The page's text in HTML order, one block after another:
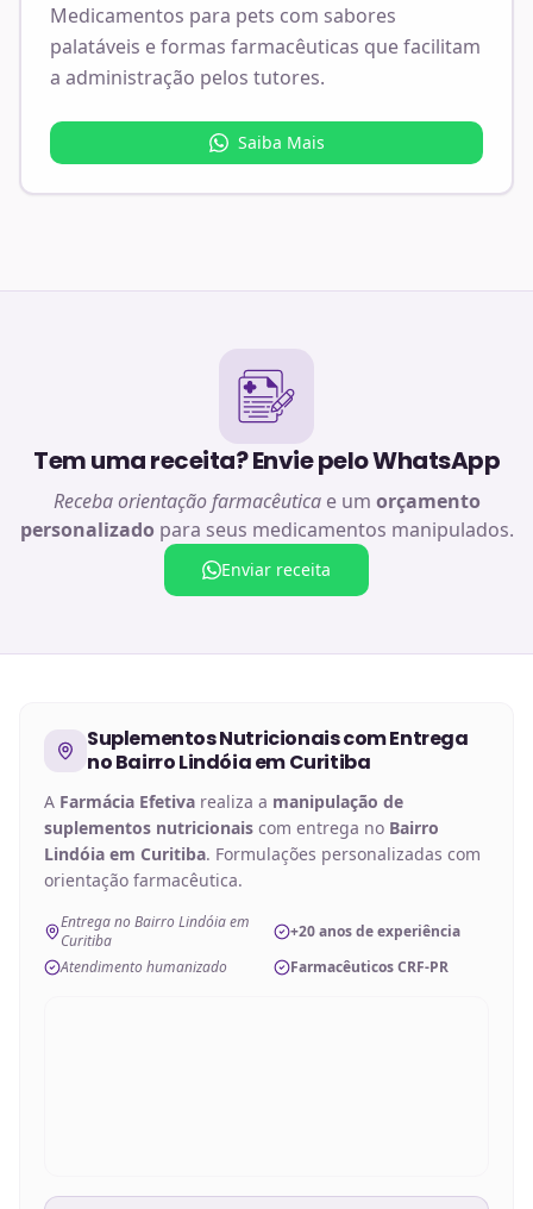
Medicamentos para pets com sabores
palatáveis e formas farmacêuticas que facilitam
a administração pelos tutores.
Saiba Mais
Tem uma receita? Envie pelo WhatsApp
Receba orientação farmacêuticae um orçamento
personalizado para seus medicamentos manipulados.
Enviar receita
Suplementos Nutricionaiscom Entrega
noBairro Lindóia em Curitiba
A Farmácia Efetiva realiza a manipulação de
suplementos nutricionais com entrega no Bairro
Lindóia em Curitiba. Formulações personalizadas com
orientação farmacêutica.
Entrega no Bairro Lindóia em
Curitiba
+20 anos de experiência
Atendimento humanizado
Farmacêuticos CRF-PR